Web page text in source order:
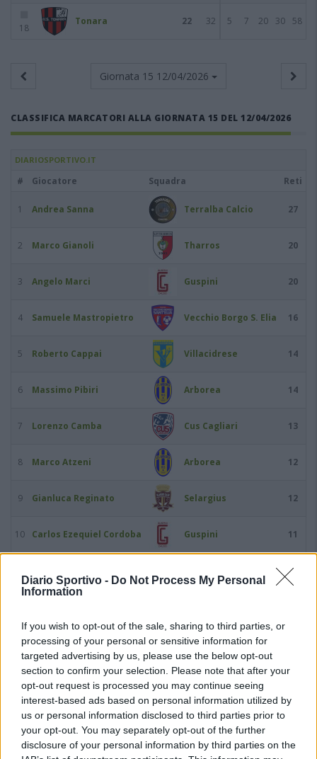
Diario Sportivo - Do Not Process My Personal
Information
If you wish to opt-out of the sale, sharing to third parties, or
processing of your personal or sensitive information for
targeted advertising by us, please use the below opt-out
section to confirm your selection. Please note that after your
opt-out request is processed you may continue seeing
interest-based ads based on personal information utilized by
us or personal information disclosed to third parties prior to
your opt-out. You may separately opt-out of the further
disclosure of your personal information by third parties on the
18
Tonara 22 32 5 7 20 30 58
Giornata 15 12/04/2026
CLASSIFICA MARCATORI ALLA GIORNATA 15 DEL 12/04/2026
DIARIOSPORTIVO.IT
# Giocatore Squadra Reti
1 Andrea Sanna Terralba Calcio 27
2 Marco Gianoli Tharros 20
3 Angelo Marci Guspini 20
4 Samuele Mastropietro Vecchio Borgo S. Elia 16
5 Roberto Cappai Villacidrese 14
6 Massimo Pibiri Arborea 14
7 Lorenzo Camba Cus Cagliari 13
8 Marco Atzeni Arborea 12
9 Gianluca Reginato Selargius 12
10 Carlos Ezequiel Cordoba Guspini 11
11
13 Marco Lonis Tharros
15 Alberto Usai Selargius
16 Matteo Atzei Villacidrese 9